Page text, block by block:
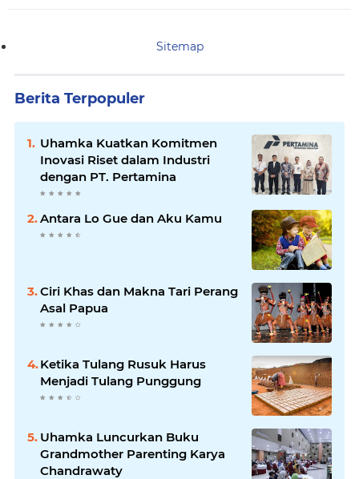
Sitemap
Berita Terpopuler
Uhamka Kuatkan Komitmen
Inovasi Riset dalam Industri
dengan PT. Pertamina
Antara Lo Gue dan Aku Kamu
Ciri Khas dan Makna Tari Perang
Asal Papua
Ketika Tulang Rusuk Harus
Menjadi Tulang Punggung
Uhamka Luncurkan Buku
Grandmother Parenting Karya
Chandrawaty